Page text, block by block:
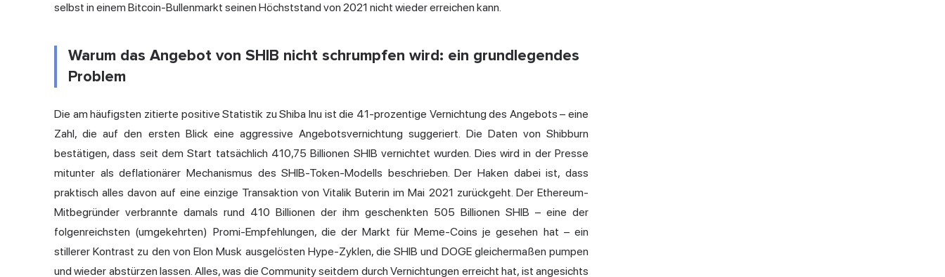
selbst in einem Bitcoin-Bullenmarkt seinen Höchststand von 2021 nicht wieder erreichen kann.
Warum das Angebot von SHIB nicht schrumpfen wird: ein grundlegendes
Problem
Die am häufigsten zitierte positive Statistik zu Shiba Inu ist die 41-prozentige Vernichtung des Angebots – eine
Zahl, die auf den ersten Blick eine aggressive Angebotsvernichtung suggeriert. Die Daten von Shibburn
bestätigen, dass seit dem Start tatsächlich 410,75 Billionen SHIB vernichtet wurden. Dies wird in der Presse
mitunter als deflationärer Mechanismus des SHIB-Token-Modells beschrieben. Der Haken dabei ist, dass
praktisch alles davon auf eine einzige Transaktion von Vitalik Buterin im Mai 2021 zurückgeht. Der Ethereum-
Mitbegründer verbrannte damals rund 410 Billionen der ihm geschenkten 505 Billionen SHIB – eine der
folgenreichsten (umgekehrten) Promi-Empfehlungen, die der Markt für Meme-Coins je gesehen hat – ein
stillerer Kontrast zu den von Elon Musk ausgelösten Hype-Zyklen, die SHIB und DOGE gleichermaßen pumpen
und wieder abstürzen lassen. Alles, was die Community seitdem durch Vernichtungen erreicht hat, ist angesichts